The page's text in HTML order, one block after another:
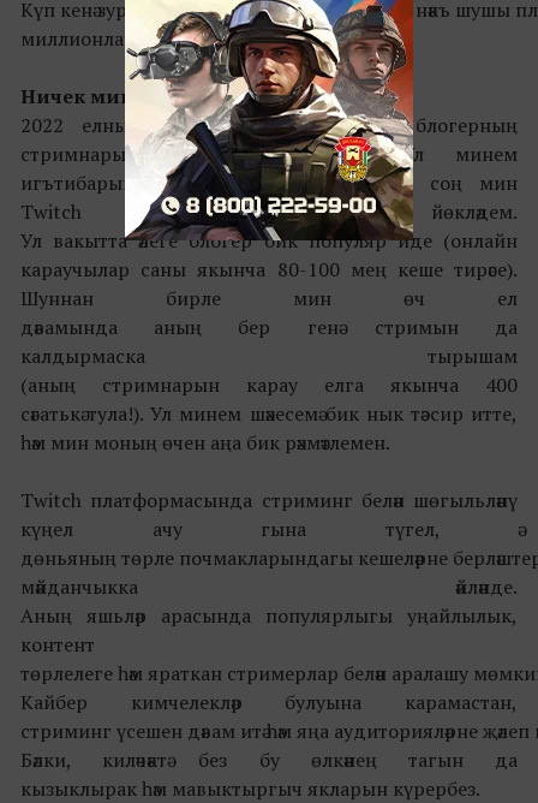
Күп кенә зур видеоуеннарның турнирлары нәкъ шушы
миллионлаган тамашачыны җәлеп итә.
Ничек мин Twitchкаэләктем?
2022 елның гыйнварында мин бер блогерның
стримнарыннан өзекләр күрдем. Ул минем
игътибарымны җәлеп итте һәм шуннан соң мин
Twitch платфорасын йөкләдем.
Ул вакытта әлеге блогер бик популяр иде (онлайн
караучылар саны якынча 80-100 мең кеше тирәсе).
Шуннан бирле мин өч ел
дәвамында аның бер генә стримын да
калдырмаска тырышам
(аның стримнарын карау елга якынча 400
сәгатькә тула!). Ул минем шәхесемә бик нык тәэсир итте,
һәм мин моның өчен аңа бик рәхмәтлемен.
Twitch платформасында стриминг белән шөгыльләнү
күңел ачу гына түгел, ә
дөньяның төрле почмакларындагы кешеләрне
мәйданчыкка әйләнде.
Аның яшьләр арасында популярлыгы уңайлылык,
контент
төрлелеге һәм яраткан стримерлар белән аралашу
Кайбер кимчелекләр булуына карамастан,
стриминг үсешен дәвам итә һәм яңа аудиторияләрне җәлеп
Бәлки, киләчәктә без бу өлкәнең тагын да
кызыклырак һәм мавыктыргыч якларын күрербез.